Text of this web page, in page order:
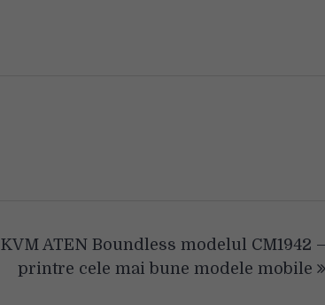
KVM ATEN Boundless modelul CM1942 –
printre cele mai bune modele mobile